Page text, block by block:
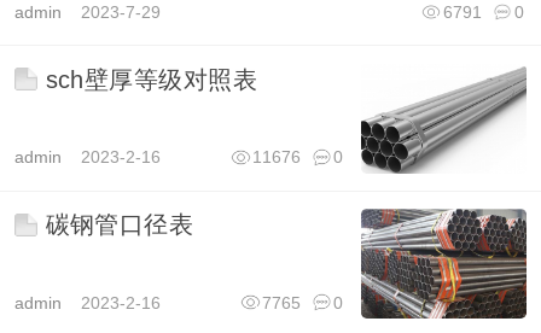
admin 2023-7-29 0
6791
sch壁厚等级对照表
admin 2023-2-16 0
11676
碳钢管口径表
admin 2023-2-16 0
7765